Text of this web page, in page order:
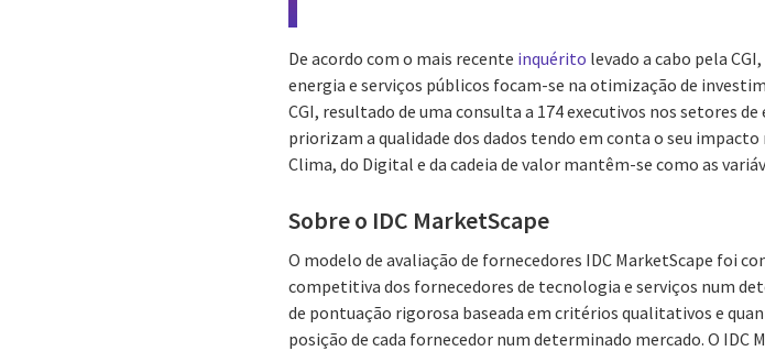
De acordo com o mais recente inquérito levado a cabo pela
energia e serviços públicos focam-se na otimização de
CGI, resultado de uma consulta a 174 executivos nos setores
priorizam a qualidade dos dados tendo em conta o seu
Clima, do Digital e da cadeia de valor mantêm-se como as
Sobre o IDC MarketScape
O modelo de avaliação de fornecedores IDC MarketScape foi
competitiva dos fornecedores de tecnologia e serviços num
de pontuação rigorosa baseada em critérios qualitativos e
posição de cada fornecedor num determinado mercado. O